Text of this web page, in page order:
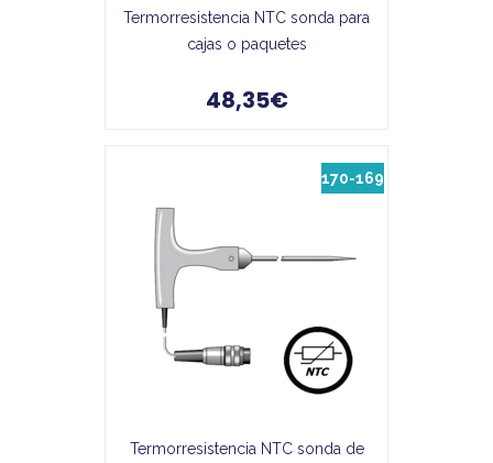
Termorresistencia NTC sonda para
cajas o paquetes
48,35€
Termorresistencia NTC sonda de
170-169